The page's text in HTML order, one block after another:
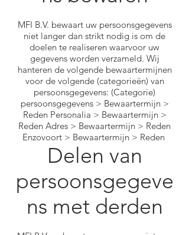
MFI B.V. bewaart uw persoonsgegevens
niet langer dan strikt nodig is om de
doelen te realiseren waarvoor uw
gegevens worden verzameld. Wij
hanteren de volgende bewaartermijnen
voor de volgende (categorieën) van
persoonsgegevens: (Categorie)
persoonsgegevens > Bewaartermijn >
Reden Personalia > Bewaartermijn >
Reden Adres > Bewaartermijn > Reden
Enzovoort > Bewaartermijn > Reden
Delen van
persoonsgegeve
ns met derden